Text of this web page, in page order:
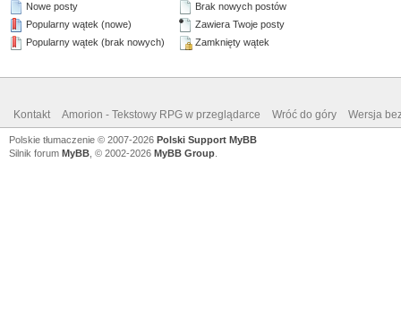
Nowe posty
Popularny wątek (nowe)
Popularny wątek (brak nowych)
Brak nowych postów
Zawiera Twoje posty
Zamknięty wątek
Kontakt Amorion - Tekstowy RPG w przeglądarce Wróć do góry Wersja
Polskie tłumaczenie © 2007-2026 Polski Support MyBB
Silnik forum MyBB , © 2002-2026 MyBB Group